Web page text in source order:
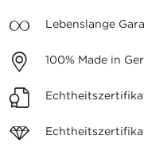
Lebenslange
100% Made in